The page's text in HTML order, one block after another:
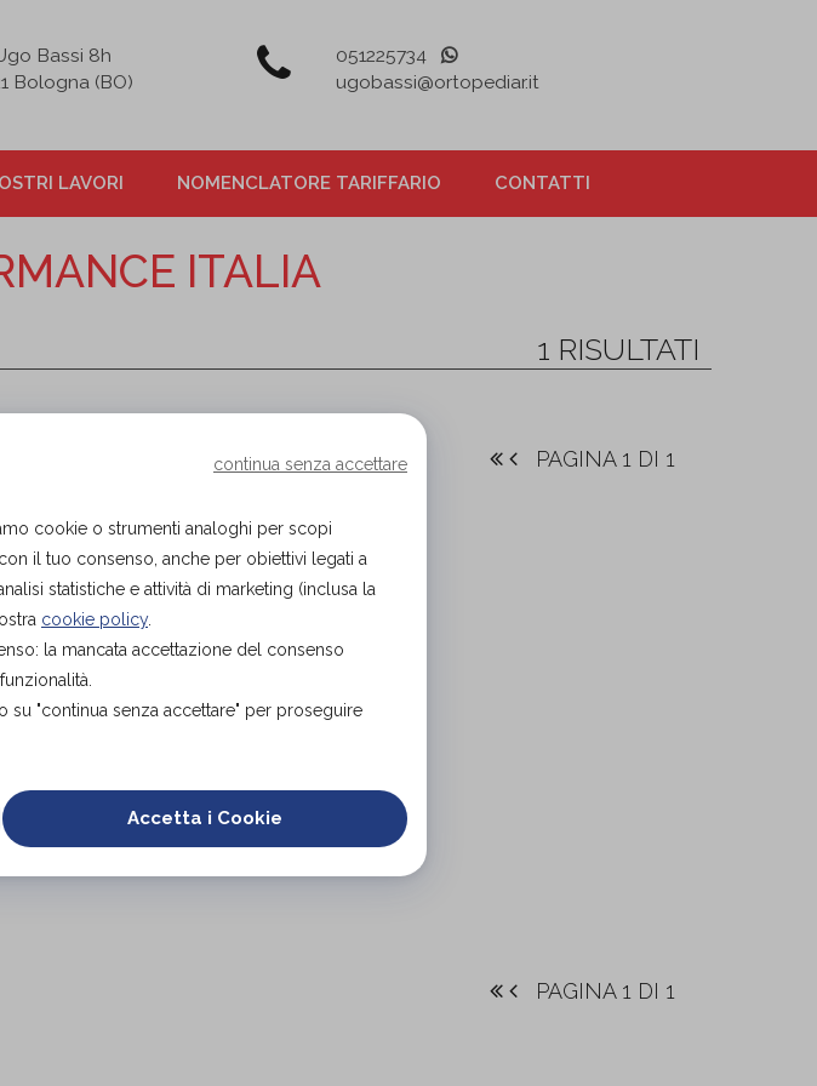
Bassi 8h
Bologna (BO)
051225734
ugobassi@ortopediar.it
LAVORI NOMENCLATORE TARIFFARIO CONTATTI
ITALIA
1 RISULTATI
PAGINA 1 DI 1
PAGINA 1 DI 1
continua senza accettare
cookie o strumenti analoghi per scopi
il tuo consenso, anche per obiettivi legati a
statistiche e attività di marketing (inclusa la
cookie policy.
la mancata accettazione del consenso
su "continua senza accettare" per proseguire
Accetta i Cookie